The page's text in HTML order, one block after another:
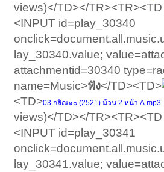
views)</TD></
<INPUT id=play_30340
lay_30340.value;
attachmentid=30340
name=Music>ฟัง</TD><TD>
<TD>03.กสิณ๑๐ (2521) ม้วน 2 หน้า A.mp3
views)</TD></
<INPUT id=play_30341
lay_30341.value;